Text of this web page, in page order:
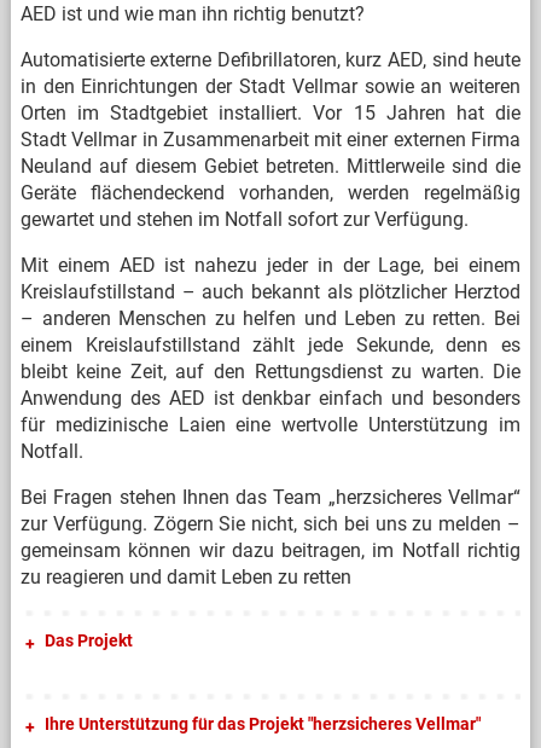
AED ist und wie man ihn richtig benutzt?
Automatisierte externe Defibrillatoren, kurz AED, sind heute
in den Einrichtungen der Stadt Vellmar sowie an weiteren
Orten im Stadtgebiet installiert. Vor 15 Jahren hat die
Stadt Vellmar in Zusammenarbeit mit einer externen Firma
Neuland auf diesem Gebiet betreten. Mittlerweile sind die
Geräte flächendeckend vorhanden, werden regelmäßig
gewartet und stehen im Notfall sofort zur Verfügung.
Mit einem AED ist nahezu jeder in der Lage, bei einem
Kreislaufstillstand – auch bekannt als plötzlicher Herztod
– anderen Menschen zu helfen und Leben zu retten. Bei
einem Kreislaufstillstand zählt jede Sekunde, denn es
bleibt keine Zeit, auf den Rettungsdienst zu warten. Die
Anwendung des AED ist denkbar einfach und besonders
für medizinische Laien eine wertvolle Unterstützung im
Notfall.
Bei Fragen stehen Ihnen das Team „herzsicheres Vellmar“
zur Verfügung. Zögern Sie nicht, sich bei uns zu melden –
gemeinsam können wir dazu beitragen, im Notfall richtig
zu reagieren und damit Leben zu retten
Das Projekt
Ihre Unterstützung für das Projekt "herzsicheres Vellmar"